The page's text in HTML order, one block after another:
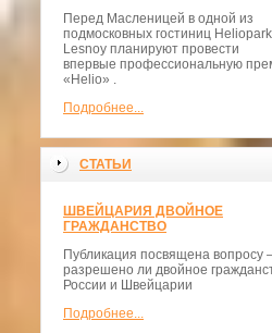
Перед Масленицей в одной из
подмосковных гостиниц Heliopark
Lesnoy планируют провести
впервые профессиональную
«Helio» .
Подробнее...
СТАТЬИ
ШВЕЙЦАРИЯ ДВОЙНОЕ
ГРАЖДАНСТВО
Публикация посвящена вопросу
разрешено ли двойное
России и Швейцарии
Подробнее...